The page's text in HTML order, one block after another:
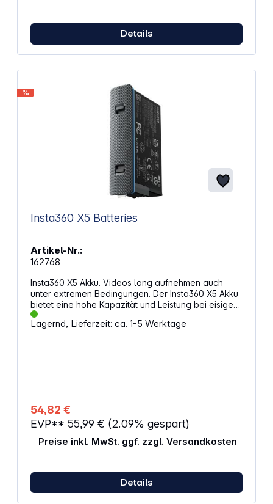
Details
%
Insta360 X5 Batteries
Artikel-Nr.:
162768
Insta360 X5 Akku. Videos lang aufnehmen auch
unter extremen Bedingungen. Der Insta360 X5 Akku
bietet eine hohe Kapazität und Leistung bei eisigen
Temperaturen. Längere Aufnahmesessions auch bei
KälteMit einer Kapazität von 2400 mAh ermöglicht
SD-Karten. Eigenschaften: 2400 mAh Kapazität für
lange Aufnahmesessions Bis zu 135 Minuten
Aufnahmezeit bei 5,7K und 30 fps Funktioniert
zuverlässig bis zu -20 °C Mitgeliefertes Gehäuse
schützt den Akku und bietet Platz für zwei SD-
Lagernd, Lieferzeit: ca. 1-5 Werktage
54,82 €
EVP** 55,99 € (2.09% gespart)
Preise inkl. MwSt. ggf. zzgl. Versandkosten
Details